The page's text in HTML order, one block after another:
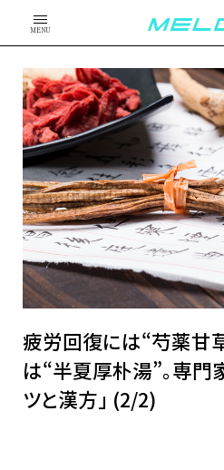
MENU
疲労回復には“芍薬甘
は“半夏厚朴湯”。専門
ツと漢方」 (2/2)